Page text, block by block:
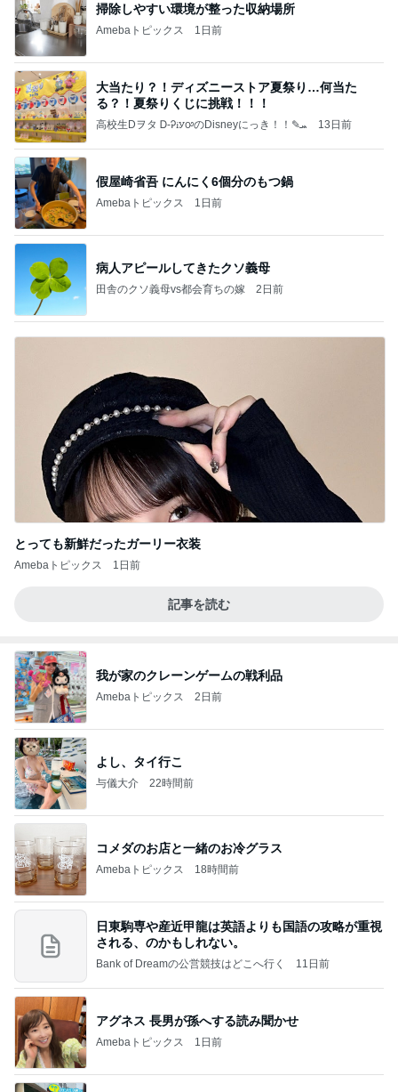
掃除しやすい環境が整った収納場所
Amebaトピックス 1日前
大当たり？！ディズニーストア夏祭り…何当た
る？！夏祭りくじに挑戦！！！
高校生Dヲタ Ꭰ-ᎮꭵꭹꭴのDisneyにっき！！✎ܚ 13日前
假屋崎省吾 にんにく6個分のもつ鍋
Amebaトピックス 1日前
病人アピールしてきたクソ義母
田舎のクソ義母vs都会育ちの嫁 2日前
とっても新鮮だったガーリー衣装
Amebaトピックス 1日前
記事を読む
我が家のクレーンゲームの戦利品
Amebaトピックス 2日前
よし、タイ行こ
与儀大介 22時間前
コメダのお店と一緒のお冷グラス
Amebaトピックス 18時間前
日東駒専や産近甲龍は英語よりも国語の攻略が重視
される、のかもしれない。
Bank of Dreamの公営競技はどこへ行く 11日前
アグネス 長男が孫へする読み聞かせ
Amebaトピックス 1日前